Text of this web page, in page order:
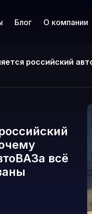
Блог О компании
всё
российский